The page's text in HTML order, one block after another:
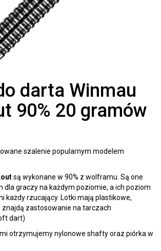
darta Winmau
90% 20 gramów
szalenie popularnym modelem
są wykonane w 90% z wolframu. Są one
dla graczy na każdym poziomie, a ich poziom
każdy rzucający. Lotki mają plastikowe,
znajdą zastosowanie na tarczach
dart)
otrzymujemy nylonowe shafty oraz piórka w